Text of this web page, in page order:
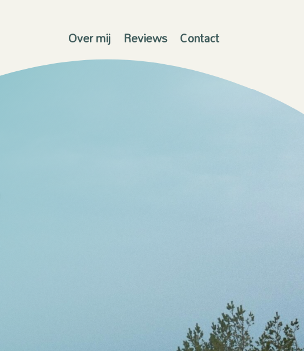
Over mij Reviews Contact